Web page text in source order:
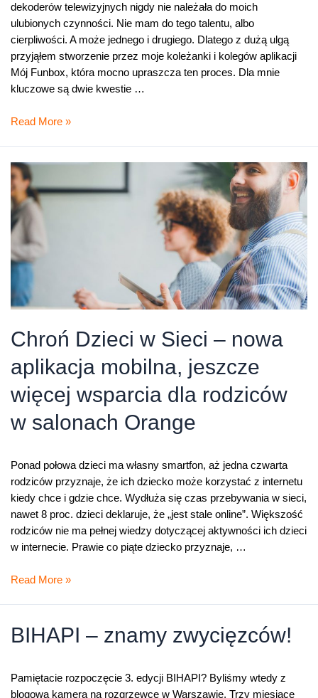
dekoderów telewizyjnych nigdy nie należała do moich
ulubionych czynności. Nie mam do tego talentu, albo
cierpliwości. A może jednego i drugiego. Dlatego z dużą ulgą
przyjąłem stworzenie przez moje koleżanki i kolegów aplikacji
Mój Funbox, która mocno upraszcza ten proces. Dla mnie
kluczowe są dwie kwestie …
Mój
mobilna
aplikacja
do
naszych
modemów
Read More »
Chroń Dzieci w Sieci – nowa
aplikacja mobilna, jeszcze
więcej wsparcia dla rodziców
w salonach Orange
Ponad połowa dzieci ma własny smartfon, aż jedna czwarta
rodziców przyznaje, że ich dziecko może korzystać z internetu
kiedy chce i gdzie chce. Wydłuża się czas przebywania w sieci,
nawet 8 proc. dzieci deklaruje, że „jest stale online”. Większość
rodziców nie ma pełnej wiedzy dotyczącej aktywności ich dzieci
w internecie. Prawie co piąte dziecko przyznaje, …
Chroń
Sieci
–
aplikacja
mobilna,
Read More »
BIHAPI – znamy zwycięzców!
Pamiętacie rozpoczęcie 3. edycji BIHAPI? Byliśmy wtedy z
blogową kamerą na rozgrzewce w Warszawie. Trzy miesiące